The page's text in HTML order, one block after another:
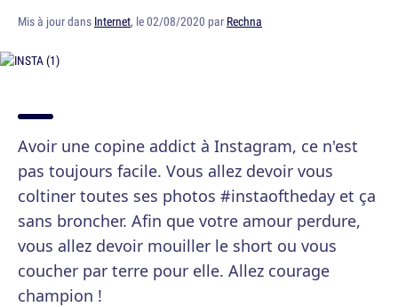
Mis à jour dans Internet, le 02/08/2020 par Rechna
Avoir une copine addict à Instagram, ce n'est
pas toujours facile. Vous allez devoir vous
coltiner toutes ses photos #instaoftheday et ça
sans broncher. Afin que votre amour perdure,
vous allez devoir mouiller le short ou vous
coucher par terre pour elle. Allez courage
champion !